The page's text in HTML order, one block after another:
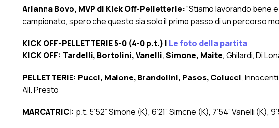
Arianna Bovo, MVP di Kick Off-Pelletterie:“Stiamo lavorando bene
campionato, spero che questo sia solo il primo passo di un percorso
KICK OFF-PELLETTERIE 5-0 (4-0 p.t.) | Le foto della partita
KICK OFF: Tardelli, Bortolini, Vanelli, Simone, Maite, Ghilardi, Di
PELLETTERIE: Pucci, Maione, Brandolini, Pasos, Colucci,
All. Presto
MARCATRICI: p.t. 5’52” Simone (K), 6’21” Simone (K), 7’54” Vanelli (K),